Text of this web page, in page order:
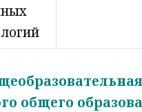
общего